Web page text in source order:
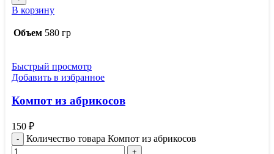
В корзину
Объем 580 гр
Быстрый просмотр
Добавить в избранное
Компот из абрикосов
150 ₽
Количество товара Компот из абрикосов